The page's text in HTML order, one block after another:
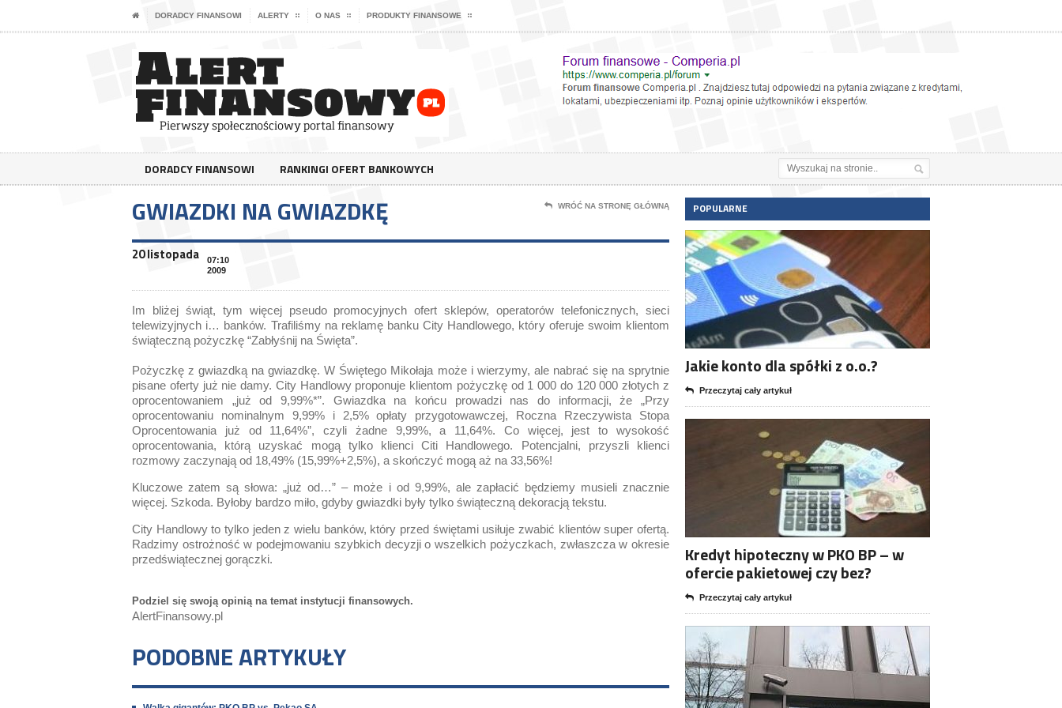
DORADCY FINANSOWI ALERTY O NAS PRODUKTY FINANSOWE
DORADCY FINANSOWI RANKINGI OFERT BANKOWYCH
GWIAZDKI NA GWIAZDKĘ WRÓĆ NA STRONĘ GŁÓWNĄ
20 listopada
07:10
2009
Im bliżej świąt, tym więcej pseudo promocyjnych ofert sklepów, operatorów telefonicznych, sieci
telewizyjnych i… banków. Trafiliśmy na reklamę banku City Handlowego, który oferuje swoim klientom
świąteczną pożyczkę “Zabłyśnij na Święta”.
Pożyczkę z gwiazdką na gwiazdkę. W Świętego Mikołaja może i wierzymy, ale nabrać się na sprytnie
pisane oferty już nie damy. City Handlowy proponuje klientom pożyczkę od 1 000 do 120 000 złotych z
oprocentowaniem „już od 9,99%*”. Gwiazdka na końcu prowadzi nas do informacji, że „Przy
oprocentowaniu nominalnym 9,99% i 2,5% opłaty przygotowawczej, Roczna Rzeczywista Stopa
Oprocentowania już od 11,64%”, czyli żadne 9,99%, a 11,64%. Co więcej, jest to wysokość
oprocentowania, którą uzyskać mogą tylko klienci Citi Handlowego. Potencjalni, przyszli klienci
rozmowy zaczynają od 18,49% (15,99%+2,5%), a skończyć mogą aż na 33,56%!
Kluczowe zatem są słowa: „już od…” – może i od 9,99%, ale zapłacić będziemy musieli znacznie
więcej. Szkoda. Byłoby bardzo miło, gdyby gwiazdki były tylko świąteczną dekoracją tekstu.
City Handlowy to tylko jeden z wielu banków, który przed świętami usiłuje zwabić klientów super ofertą.
Radzimy ostrożność w podejmowaniu szybkich decyzji o wszelkich pożyczkach, zwłaszcza w okresie
przedświątecznej gorączki.
Podziel się swoją opinią na temat instytucji finansowych.
AlertFinansowy.pl
PODOBNE ARTYKUŁY
POPULARNE
Jakie konto dla spółki z o.o.?
Przeczytaj cały artykuł
Kredyt hipoteczny w PKO BP – w
ofercie pakietowej czy bez?
Przeczytaj cały artykuł